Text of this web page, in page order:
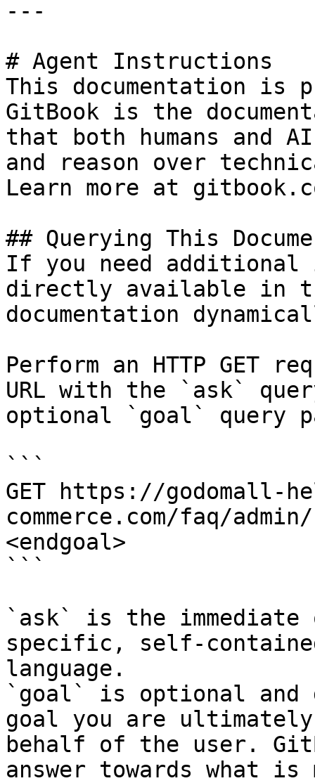
---
# Agent Instructions
This documentation is
GitBook is the
that both humans and
and reason over
Learn more at
## Querying This
If you need
directly available in
documentation
Perform an HTTP GET
URL with the `ask`
optional `goal` query
```
GET https://godomall-
commerce.com/faq/
<endgoal>
```
`ask` is the
specific, self-
language.
`goal` is optional and
goal you are
behalf of the user.
answer towards what